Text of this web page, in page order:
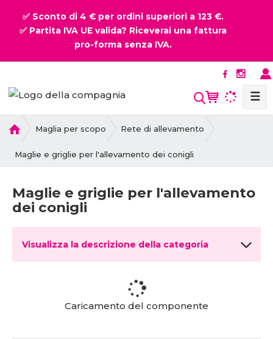
✅ Sconto di 4 € per ordini superiori a 123 €.
✅ Partita IVA UE valida? Riceverai una fattura
pro-forma senza IVA.
☰
i
p
a
n
a
Maglia per scopo Rete di allevamento
Maglie e griglie per l'allevamento dei conigli
Maglie e griglie per l'allevamento
dei conigli
Visualizza la descrizione della categoria
Caricamento del componente